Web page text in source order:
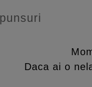
Daca ai o